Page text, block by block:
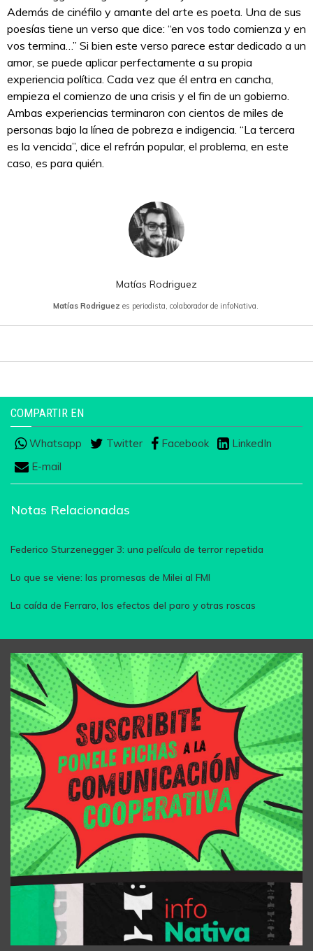
Además de cinéfilo y amante del arte es poeta. Una de sus
poesías tiene un verso que dice: “en vos todo comienza y en
vos termina…” Si bien este verso parece estar dedicado a un
amor, se puede aplicar perfectamente a su propia
experiencia política. Cada vez que él entra en cancha,
empieza el comienzo de una crisis y el fin de un gobierno.
Ambas experiencias terminaron con cientos de miles de
personas bajo la línea de pobreza e indigencia. “La tercera
es la vencida”, dice el refrán popular, el problema, en este
caso, es para quién.
Matías Rodriguez
Matías Rodriguez es periodista, colaborador de infoNativa.
COMPARTIR EN
Whatsapp Twitter Facebook
LinkedIn
E-mail
Notas Relacionadas
Federico Sturzenegger 3: una película de terror repetida
Lo que se viene: las promesas de Milei al FMI
La caída de Ferraro, los efectos del paro y otras roscas